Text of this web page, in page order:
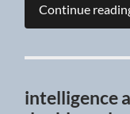
Continue
intelligence